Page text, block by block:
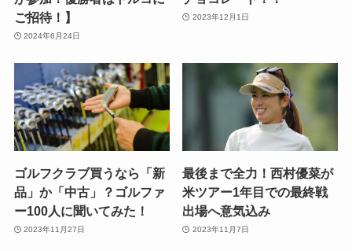
ご招待！】
2024年6月24日
2023年12月1日
ゴルフクラブ買うなら「新
品」か「中古」？ゴルファ
ー100人に聞いてみた！
2023年11月27日
最後まで全力！西村優菜が
米ツアー1年目での最終戦
出場へ意気込み
2023年11月7日